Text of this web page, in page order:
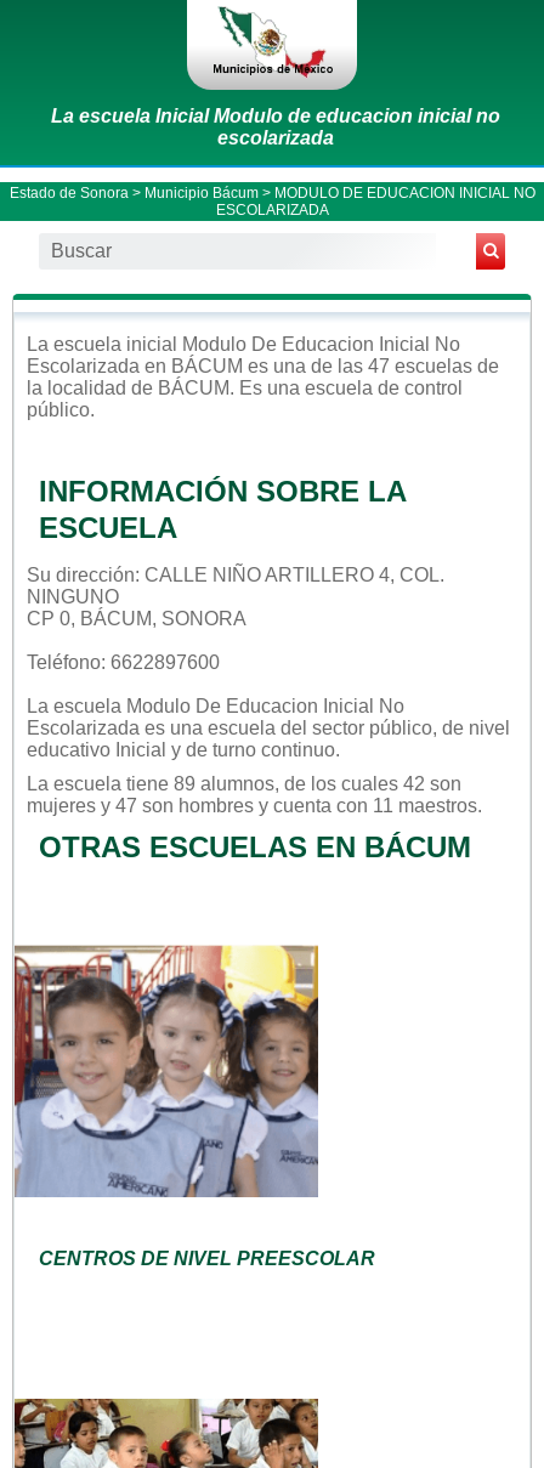
La escuela Inicial Modulo de educacion inicial no
escolarizada
Estado de Sonora > Municipio Bácum> MODULO DE EDUCACION INICIAL NO
ESCOLARIZADA
La escuela inicial
Modulo De Educacion Inicial No
Escolarizada en BÁCUM es una de las 47 escuelas de
la localidad de BÁCUM. Es una escuela de control
público.
INFORMACIÓN SOBRE LA
ESCUELA
Su dirección: CALLE NIÑO ARTILLERO 4, COL.
NINGUNO
CP 0, BÁCUM, SONORA
Teléfono: 6622897600
La escuela Modulo De Educacion Inicial No
Escolarizada es una escuela del sector público, de nivel
educativo Inicial y de turno continuo.
La escuela tiene 89 alumnos, de los cuales 42 son
mujeres y 47 son hombres y cuenta con 11 maestros.
OTRAS ESCUELAS EN BÁCUM
CENTROS DE NIVEL PREESCOLAR